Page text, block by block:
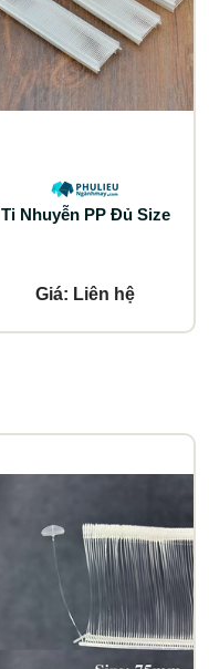
Ti Nhuyễn PP Đủ Size
Giá: Liên hệ